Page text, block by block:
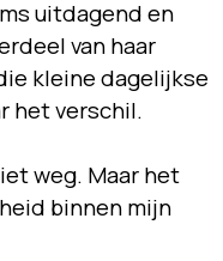
uitdagend en
van haar
kleine dagelijkse
het verschil.
weg. Maar het
binnen mijn